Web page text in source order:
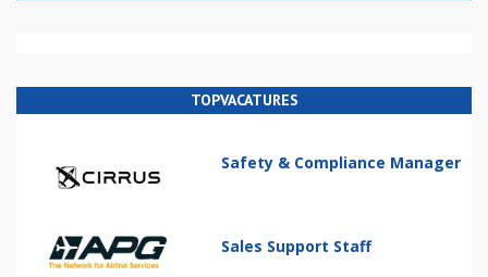
TOPVACATURES
Safety & Compliance Manager
Sales Support Staff